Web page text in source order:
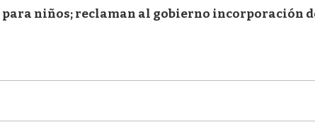
niños; reclaman al gobierno incorporación